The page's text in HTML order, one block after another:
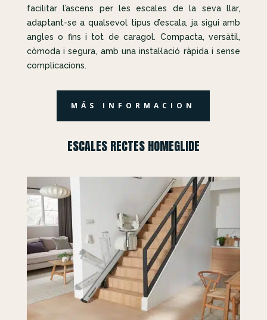
facilitar l’ascens per les escales de la seva llar,
adaptant-se a qualsevol tipus d’escala, ja sigui amb
angles o fins i tot de caragol. Compacta, versàtil,
còmoda i segura, amb una instal·lació ràpida i sense
complicacions.
MÁS INFORMACION
ESCALES RECTES HOMEGLIDE